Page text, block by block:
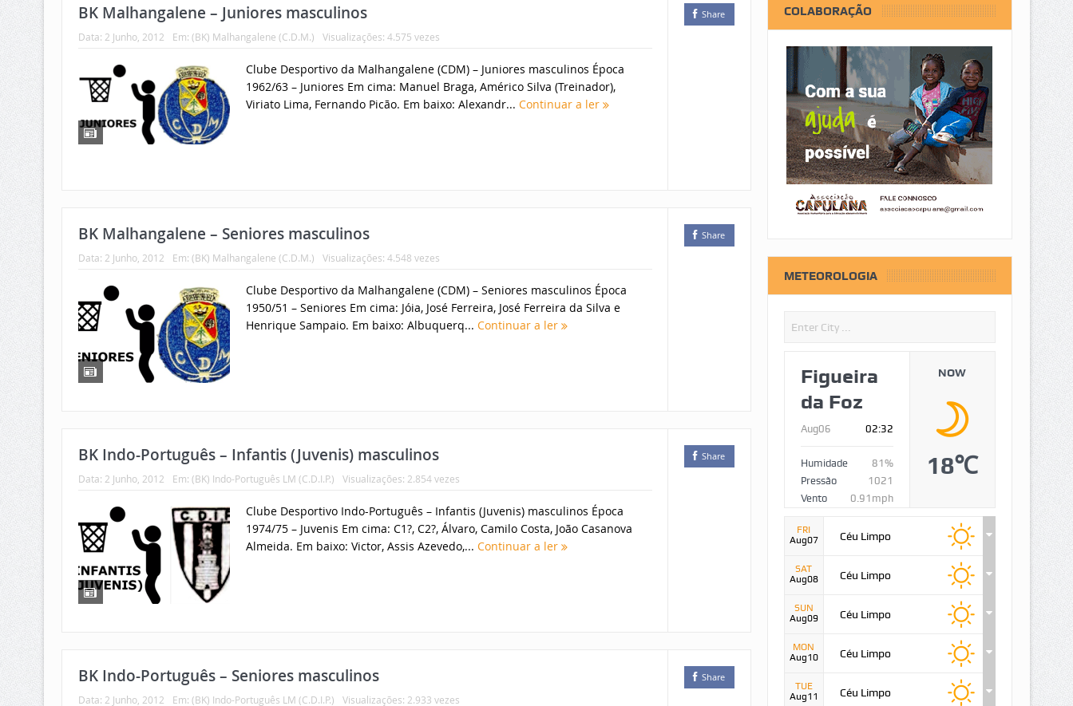
BK Malhangalene – Juniores masculinos
Data: 2 Junho, 2012 Em: (BK) Malhangalene (C.D.M.) Visualizações: 4.575 vezes
Clube Desportivo da Malhangalene (CDM) – Juniores masculinos Época
1962/63 – Juniores Em cima: Manuel Braga, Américo Silva (Treinador),
Viriato Lima, Fernando Picão. Em baixo: Alexandr... Continuar a ler
Share
BK Malhangalene – Seniores masculinos
Data: 2 Junho, 2012 Em: (BK) Malhangalene (C.D.M.) Visualizações: 4.548 vezes
Clube Desportivo da Malhangalene (CDM) – Seniores masculinos Época
1950/51 – Seniores Em cima: Jóia, José Ferreira, José Ferreira da Silva e
Henrique Sampaio. Em baixo: Albuquerq... Continuar a ler
Share
BK Indo-Português – Infantis (Juvenis) masculinos
Data: 2 Junho, 2012 Em: (BK) Indo-Português LM (C.D.I.P.) Visualizações: 2.854 vezes
Clube Desportivo Indo-Português – Infantis (Juvenis) masculinos Época
1974/75 – Juvenis Em cima: C1?, C2?, Álvaro, Camilo Costa, João Casanova
Almeida. Em baixo: Victor, Assis Azevedo,... Continuar a ler
Share
BK Indo-Português – Seniores masculinos
Data: 2 Junho, 2012 Em: (BK) Indo-Português LM (C.D.I.P.) Visualizações: 2.933 vezes
Share
COLABORAÇÃO
METEOROLOGIA
Figueira
da Foz
Aug06 02:32
Humidade
81%
Pressão
1021
Vento
0.91mph
NOW
18℃
FRI
Aug07
Céu Limpo
SAT
Aug08
Céu Limpo
SUN
Aug09
Céu Limpo
MON
Aug10
Céu Limpo
TUE
Aug11
Céu Limpo